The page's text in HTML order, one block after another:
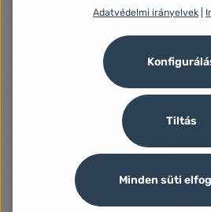
Adatvédelmi irányelvek
Tiltás
Minden süti